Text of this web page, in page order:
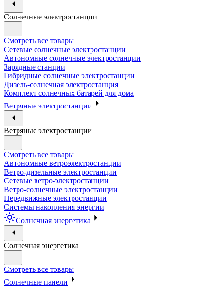
Солнечные электростанции
Смотреть все товары
Сетевые солнечные электростанции
Автономные солнечные электростанции
Зарядные станции
Гибридные солнечные электростанции
Дизель-солнечная электростанция
Комплект солнечных батарей для дома
Ветряные электростанции
Ветряные электростанции
Смотреть все товары
Автономные ветроэлектростанции
Ветро-дизельные электростанции
Сетевые ветро-электростанции
Ветро-солнечные электростанции
Передвижные электростанции
Системы накопления энергии
Солнечная энергетика
Солнечная энергетика
Смотреть все товары
Солнечные панели